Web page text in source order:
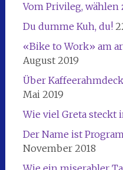
Vom Privileg, wählen
Du dumme Kuh, du!
«Bike to Work» am
August 2019
Über
Mai 2019
Wie viel Greta steckt
Der Name ist
November 2018